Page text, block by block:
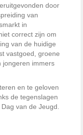
door
van
in
correct zijn om
van de huidige
vastgoed, groene
jongeren immers
en te geloven
de tegenslagen
van de Jeugd.